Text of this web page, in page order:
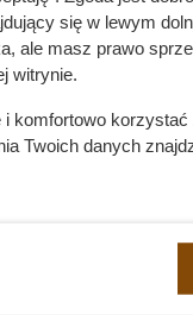
nie nadaje,
się w lewym
ale masz prawo
witrynie.
i komfortowo
Twoich danych